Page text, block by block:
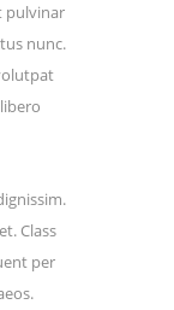
pulvinar
nunc.
Class
per